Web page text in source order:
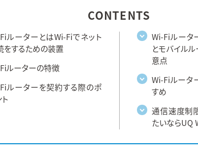
CONTENTS
ルーターとはWi-Fiでネット
をするための装置
ルーターの特徴
ルーターを契約する際のポ
Wi-Fiルータ
とモバイル
意点
Wi-Fiルータ
すめ
通信速度制
たいならUQ